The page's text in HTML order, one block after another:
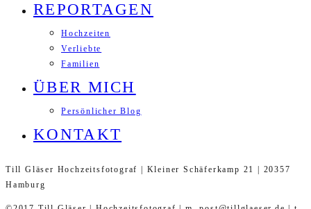
REPORTAGEN
Hochzeiten
Verliebte
Familien
ÜBER MICH
Persönlicher Blog
KONTAKT
Till Gläser Hochzeitsfotograf | Kleiner Schäferkamp 21 | 20357
Hamburg